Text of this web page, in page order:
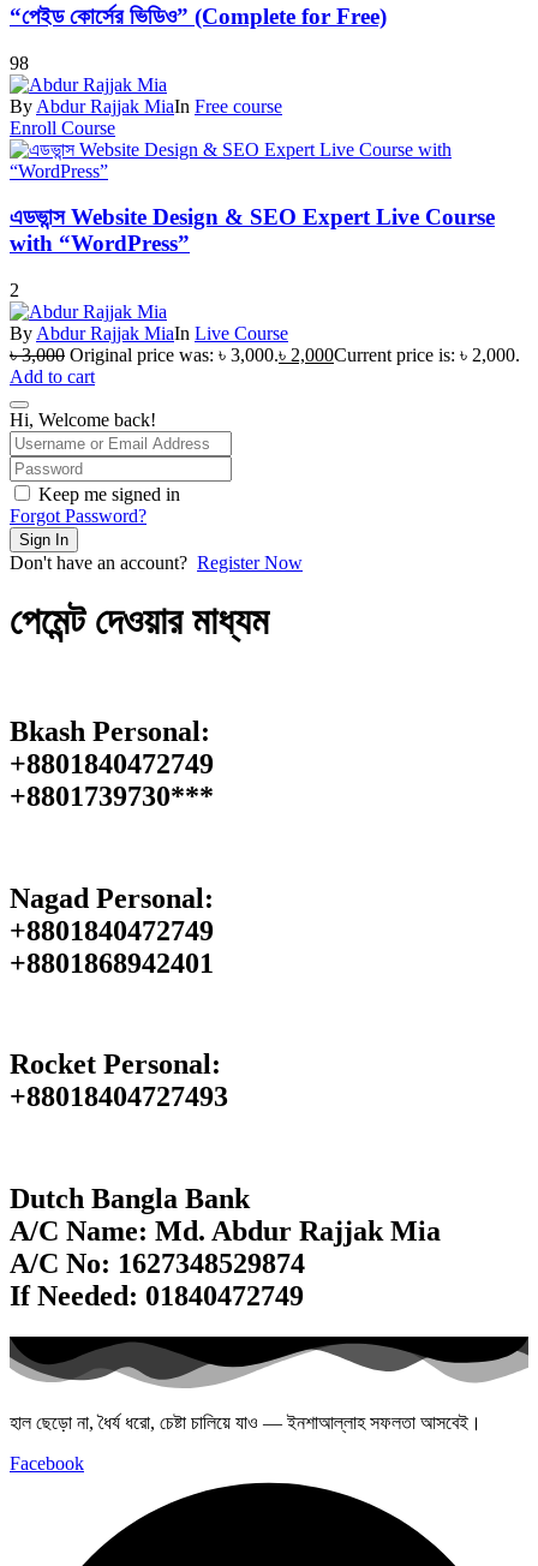
“পেইড কোর্সের ভিডিও” (Complete for Free)
98
By Abdur Rajjak MiaIn Free course
Enroll Course
এডভান্স Website Design & SEO Expert Live Course
with “WordPress”
2
By Abdur Rajjak MiaIn Live Course
৳3,000 Original price was: ৳ 3,000.৳ 2,000Current price is: ৳ 2,000.
Add to cart
Hi, Welcome back!
Keep me signed in
Forgot Password?
Sign In
Don't have an account? Register Now
পেমেন্ট দেওয়ার মাধ্যম
Bkash Personal:
+8801840472749
+8801739730***
Nagad Personal:
+8801840472749
‪+8801868942401
Rocket Personal:
+88018404727493
Dutch Bangla Bank
A/C Name: Md. Abdur Rajjak Mia
A/C No: 1627348529874
If Needed: 01840472749
হাল ছেড়ো না, ধৈর্য ধরো, চেষ্টা চালিয়ে যাও — ইনশাআল্লাহ সফলতা আসবেই।
Facebook